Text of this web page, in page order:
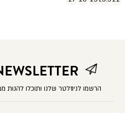
הרשמו לניוזלטר שלנו ותוכלו להנות